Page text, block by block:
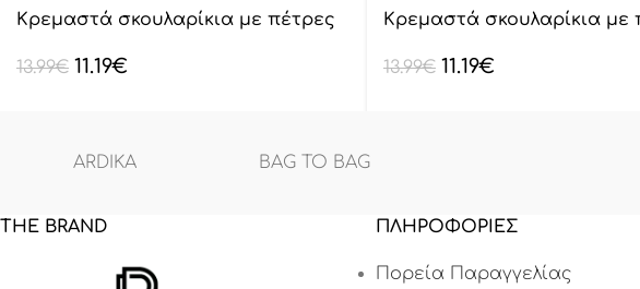
Κρεμαστά σκουλαρίκια με πέτρες
13.99€ 11.19€
Κρεμαστά σκουλαρίκια με
13.99€ 11.19€
ARDIKA BAG TO BAG
THE BRAND ΠΛΗΡΟΦΟΡΙΕΣ
Πορεία Παραγγελίας